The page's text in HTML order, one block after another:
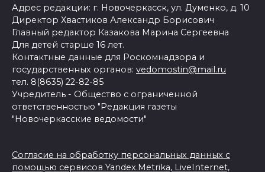
Адрес редакции: г. Новочеркасск, ул. Думенко, д. 10
Директор Хвастиков Александр Борисович
Главный редактор Казакова Марина Сергеевна
Для детей старше 16 лет.
Контактные данные для Роскомнадзора и
государственных органов: vedomostin@mail.ru
тел. 8(8635) 22-82-85
Учредитель - Общество с ограниченной
ответственностью "Редакция газеты
"Новочеркасские ведомости"
Согласие на обработку персональных данных с
помощью сервисов Yandex.Metrika, LiveInternet,